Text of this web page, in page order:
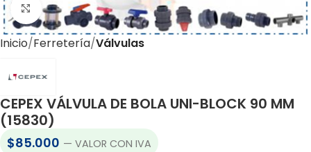
Haga clic para ampliar
Inicio Ferretería Válvulas
CEPEX VÁLVULA DE BOLA UNI-BLOCK 90 MM
(15830)
$85.000 — VALOR CON IVA